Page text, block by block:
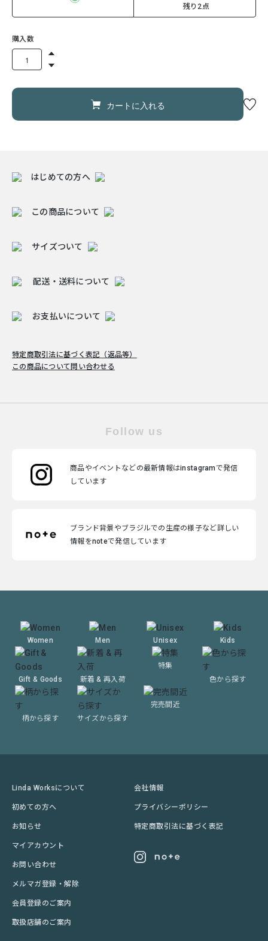
残り2点
購入数
カートに入れる
はじめての方へ
この商品について
サイズついて
配送・送料について
お支払いについて
特定商取引法に基づく表記（返品等）
この商品について問い合わせる
Follow us
商品やイベントなどの最新情報はinstagramで発信
しています
ブランド背景やブラジルでの生産の様子など詳しい
情報をnoteで発信しています
Women Men Unisex Kids
Gift & Goods 新着 & 再入荷
特集
色から探す
柄から探す サイズから探す
完売間近
Linda Worksについて
初めての方へ
お知らせ
マイアカウント
お問い合わせ
メルマガ登録・解除
会員登録のご案内
取扱店舗のご案内
会社情報
プライバシーポリシー
特定商取引法に基づく表記